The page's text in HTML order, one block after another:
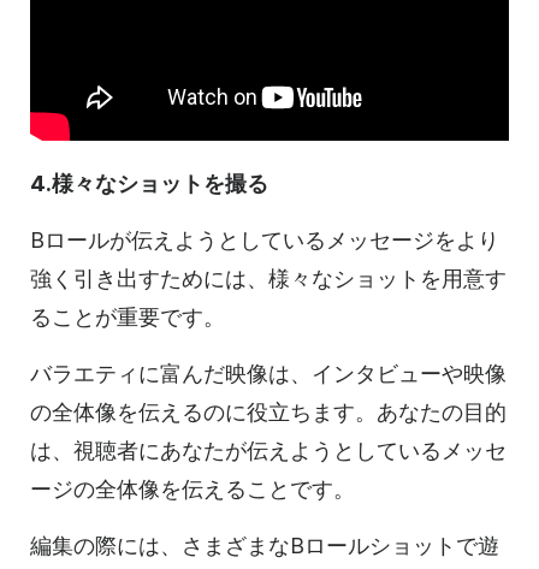
4.様々なショットを撮る
Bロールが伝えようとしているメッセージをより
強く引き出すためには、様々なショットを用意す
ることが重要です。
バラエティに富んだ映像は、インタビューや映像
の全体像を伝えるのに役立ちます。あなたの目的
は、視聴者にあなたが伝えようとしているメッセ
ージの全体像を伝えることです。
編集の際には、さまざまなBロールショットで遊